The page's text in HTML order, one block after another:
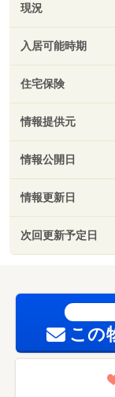
現況
入居可能時期
住宅保険
情報提供元
情報公開日
情報更新日
次回更新予定日
この